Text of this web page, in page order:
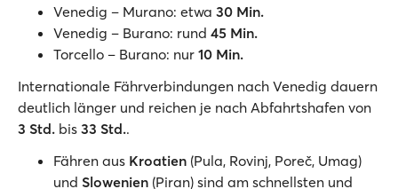
Venedig – Murano: etwa 30 Min.
Venedig – Burano: rund 45 Min.
Torcello – Burano: nur 10 Min.
Internationale Fährverbindungen nach Venedig dauern
deutlich länger und reichen je nach Abfahrtshafen von
3 Std. bis 33 Std..
Fähren aus Kroatien (Pula, Rovinj, Poreč, Umag)
und Slowenien (Piran) sind am schnellsten und